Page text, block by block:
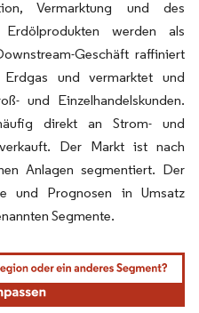
Vermarktung und des
werden als
Geschäft raffiniert
und vermarktet und
und Einzelhandelskunden.
direkt an Strom- und
verkauft. Der Markt ist nach
Anlagen segmentiert. Der
und Prognosen in Umsatz
Segmente.